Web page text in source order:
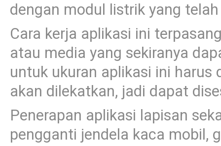
dengan modul listrik yang
Cara kerja aplikasi ini
atau media yang sekiranya
untuk ukuran aplikasi ini harus
akan dilekatkan, jadi dapat
Penerapan aplikasi lapisan
pengganti jendela kaca mobil,